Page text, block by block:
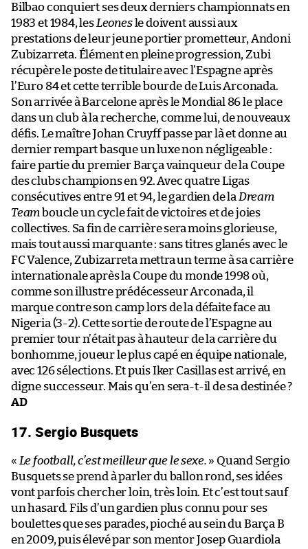
Bilbao conquiert ses deux derniers championnats en
1983 et 1984, les Leonesle doivent aussi aux
prestations de leur jeune portier prometteur, Andoni
Zubizarreta. Élément en pleine progression, Zubi
récupère le poste de titulaire avec l’Espagne après
l’Euro 84 et cette terrible bourde de Luis Arconada.
Son arrivée à Barcelone après le Mondial 86 le place
dans un club à la recherche, comme lui, de nouveaux
défis. Le maître Johan Cruyff passe par là et donne au
dernier rempart basque un luxe non négligeable :
faire partie du premier Barça vainqueur de la Coupe
des clubs champions en 92. Avec quatre Ligas
consécutives entre 91 et 94, le gardien de la Dream
Teamboucle un cycle fait de victoires et de joies
collectives. Sa fin de carrière sera moins glorieuse,
mais tout aussi marquante : sans titres glanés avec le
FC Valence, Zubizarreta mettra un terme à sa carrière
internationale après la Coupe du monde 1998 où,
comme son illustre prédécesseur Arconada, il
marque contre son camp lors de la défaite face au
Nigeria (3-2). Cette sortie de route de l’Espagne au
premier tour n’était pas à hauteur de la carrière du
bonhomme, joueur le plus capé en équipe nationale,
avec 126 sélections. Et puis Iker Casillas est arrivé, en
digne successeur. Mais qu’en sera-t-il de sa destinée ?
AD
17. Sergio Busquets
« Le football, c’est meilleur que le sexe. » Quand Sergio
Busquets se prend à parler du ballon rond, ses idées
vont parfois chercher loin, très loin. Et c’est tout sauf
un hasard. Fils d’un gardien plus connu pour ses
boulettes que ses parades, pioché au sein du Barça B
en 2009, puis élevé par son mentor Josep Guardiola